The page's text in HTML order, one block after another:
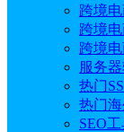
跨境
跨境
跨境
服务
热门
热门
SEO